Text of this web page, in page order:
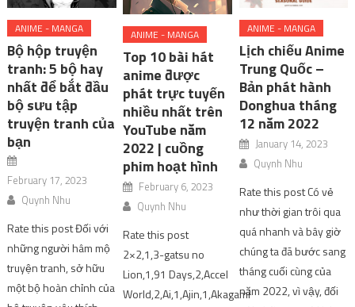
ANIME - MANGA
Bộ hộp truyện
tranh: 5 bộ hay
nhất để bắt đầu
bộ sưu tập
truyện tranh của
bạn
February 17, 2023
Quynh Nhu
Rate this post Đối với
những người hâm mộ
truyện tranh, sở hữu
một bộ hoàn chỉnh của
ANIME - MANGA
Top 10 bài hát
anime được
phát trực tuyến
nhiều nhất trên
YouTube năm
2022 | cuồng
phim hoạt hình
February 6, 2023
Quynh Nhu
Rate this post
2×2,1,3-gatsu no
Lion,1,91 Days,2,Accel
World,2,Ai,1,Ajin,1,Akagami
ANIME - MANGA
Lịch chiếu Anime
Trung Quốc –
Bản phát hành
Donghua tháng
12 năm 2022
January 14, 2023
Quynh Nhu
Rate this post Có vẻ
như thời gian trôi qua
quá nhanh và bây giờ
chúng ta đã bước sang
tháng cuối cùng của
năm 2022, vì vậy, đối